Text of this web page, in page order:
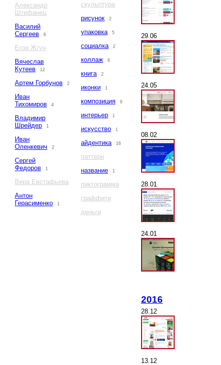
Александр
Штефанец
Василий
Сергеев
8
Егор Жгун
Вячеслав
Кутеев
12
Артем Горбунов 2
Иван
Тихомиров
4
Владимир
Шрейдер
1
Иван
Оленкевич
2
Сергей
Федоров
1
Вера Евстафьева
Антон
Герасименко
1
скульптура
рисунок
2
упаковка 5
социалка 2
коллаж 6
книга 2
иконки 1
композиция 9
интерьер 1
искусство 1
айдентика 16
паттерн
название
1
пиктограмма
граффити
деньги
29.06
24.05
08.02
28.01
24.01
2016
28.12
13.12